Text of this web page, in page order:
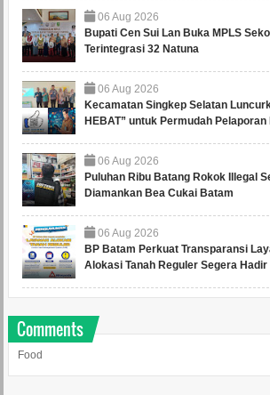
06 Aug 2026
Bupati Cen Sui Lan Buka MPLS
Terintegrasi 32 Natuna
06 Aug 2026
Kecamatan Singkep Selatan
HEBAT” untuk Permudah
06 Aug 2026
Puluhan Ribu Batang Rokok Illegal
Diamankan Bea Cukai Batam
06 Aug 2026
BP Batam Perkuat Transparansi
Alokasi Tanah Reguler Segera Hadir
Comments
Food